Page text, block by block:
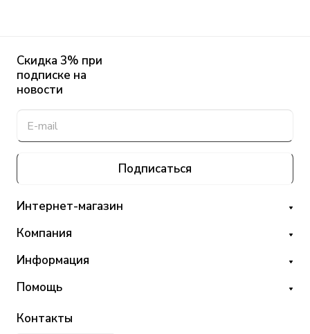
Скидка 3% при
подписке на
новости
Подписаться
Интернет-магазин
Компания
Информация
Помощь
Контакты